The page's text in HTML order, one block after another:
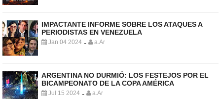
IMPACTANTE INFORME SOBRE LOS ATAQUES A
PERIODISTAS EN VENEZUELA
Jan 04 2024 - a.Ar
ARGENTINA NO DURMIÓ: LOS FESTEJOS POR EL
BICAMPEONATO DE LA COPA AMÉRICA
Jul 15 2024 - a.Ar